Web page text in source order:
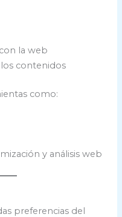
la web
contenidos
como:
y análisis web
preferencias del